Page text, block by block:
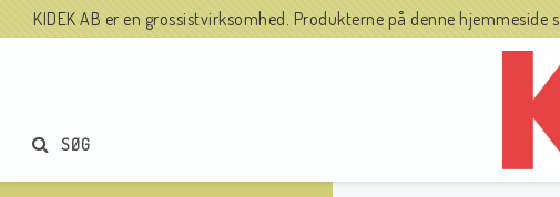
KIDEK AB er en grossistvirksomhed. Produkterne på denne
SØG